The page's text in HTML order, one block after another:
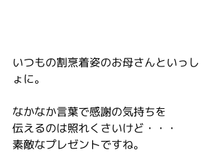
いつもの割烹着姿のお母さんといっし
ょに。
なかなか言葉で感謝の気持ちを
伝えるのは照れくさいけど・・・
素敵なプレゼントですね。